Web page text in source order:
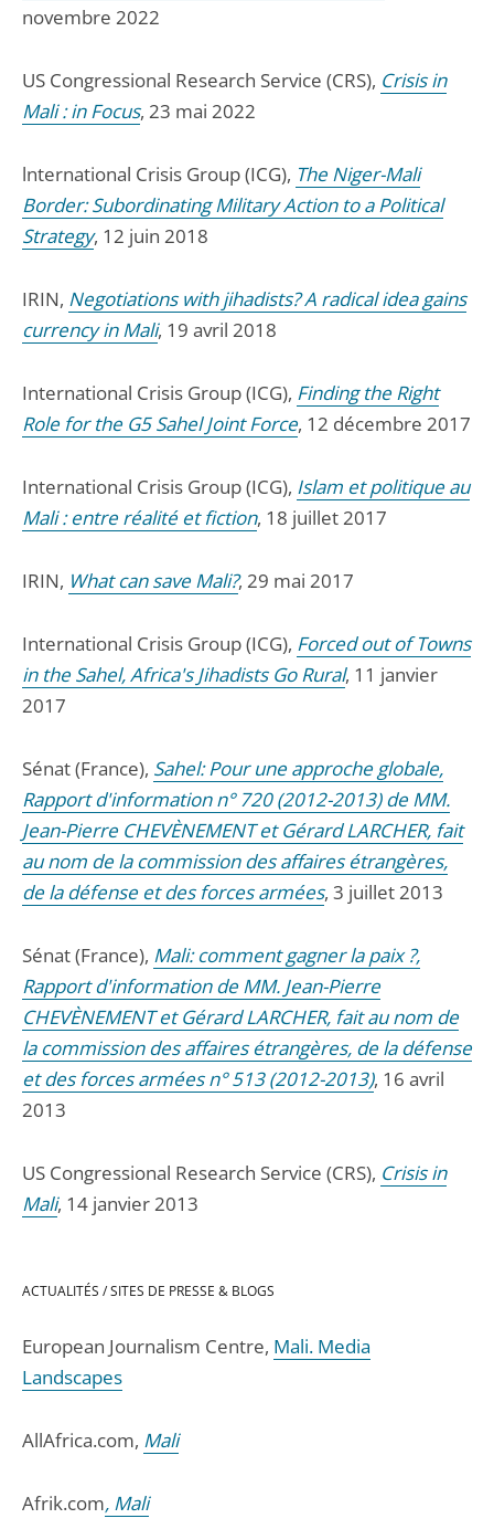
novembre 2022
US Congressional Research Service (CRS), Crisis in
Mali : in Focus, 23 mai 2022
lnternational Crisis Group (ICG), The Niger-Mali
Border: Subordinating Military Action to a Political
Strategy, 12 juin 2018
IRIN, Negotiations with jihadists? A radical idea gains
currency in Mali, 19 avril 2018
International Crisis Group (ICG), Finding the Right
Role for the G5 Sahel Joint Force, 12 décembre 2017
International Crisis Group (ICG), Islam et politique au
Mali : entre réalité et fiction, 18 juillet 2017
IRIN, What can save Mali?, 29 mai 2017
International Crisis Group (ICG), Forced out of Towns
in the Sahel, Africa's Jihadists Go Rural, 11 janvier
2017
Sénat (France), Sahel: Pour une approche globale,
Rapport d'information n° 720 (2012-2013) de MM.
Jean-Pierre CHEVÈNEMENT et Gérard LARCHER, fait
au nom de la commission des affaires étrangères,
de la défense et des forces armées, 3 juillet 2013
Sénat (France), Mali: comment gagner la paix ?,
Rapport d'information de MM. Jean-Pierre
CHEVÈNEMENT et Gérard LARCHER, fait au nom de
la commission des affaires étrangères, de la défense
et des forces armées n° 513 (2012-2013), 16 avril
2013
US Congressional Research Service (CRS), Crisis in
Mali, 14 janvier 2013
ACTUALITÉS / SITES DE PRESSE & BLOGS
European Journalism Centre, Mali. Media
Landscapes
AllAfrica.com, Mali
Afrik.com, Mali